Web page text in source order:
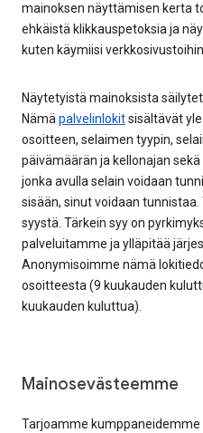
mainoksen näyttämisen kerta
ehkäistä klikkauspetoksia ja
kuten käymiisi
Näytetyistä mainoksista
Nämäpalvelinlokitsisältävät
osoitteen, selaimen tyypin,
päivämäärän ja kellonajan
jonka avulla selain voidaan
sisään, sinut voidaan
syystä. Tärkein syy on
palveluitamme ja ylläpitää
Anonymisoimme nämä
osoitteesta (9 kuukauden
kuukauden kuluttua).
Mainosevästeemme
Tarjoamme